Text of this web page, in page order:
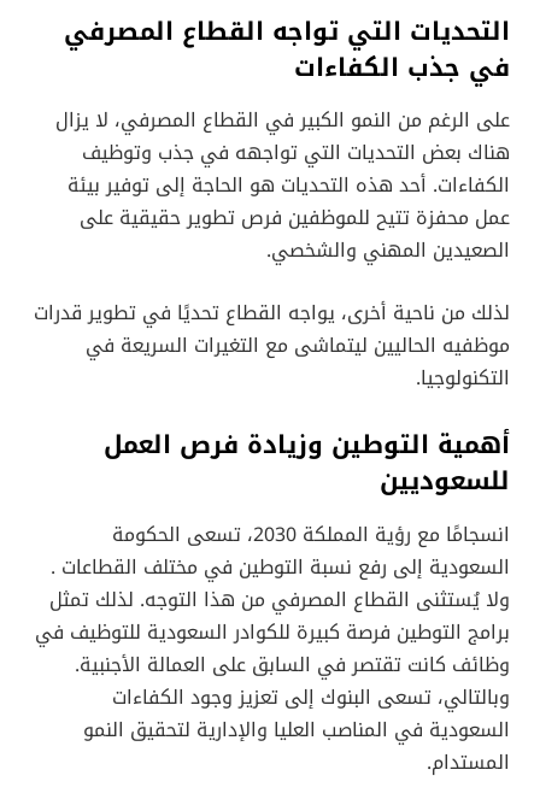
التحديات التي تواجه القطاع المصرفي
في جذب الكفاءات
على الرغم من النمو الكبير في القطاع المصرفي، لا يزال
هناك بعض التحديات التي تواجهه في جذب وتوظيف
الكفاءات. أحد هذه التحديات هو الحاجة إلى توفير بيئة
عمل محفزة تتيح للموظفين فرص تطوير حقيقية على
الصعيدين المهني والشخصي.
لذلك من ناحية أخرى، يواجه القطاع تحديًا في تطوير قدرات
موظفيه الحاليين ليتماشى مع التغيرات السريعة في
التكنولوجيا.
أهمية التوطين وزيادة فرص العمل
للسعوديين
انسجامًا مع رؤية المملكة 2030، تسعى الحكومة
السعودية إلى رفع نسبة التوطين في مختلف القطاعات .
ولا يُستثنى القطاع المصرفي من هذا التوجه. لذلك تمثل
برامج التوطين فرصة كبيرة للكوادر السعودية للتوظيف في
وظائف كانت تقتصر في السابق على العمالة الأجنبية.
وبالتالي، تسعى البنوك إلى تعزيز وجود الكفاءات
السعودية في المناصب العليا والإدارية لتحقيق النمو
المستدام.